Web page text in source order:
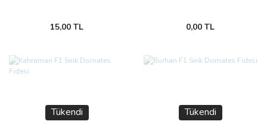
15,00 TL 0,00 TL
Tükendi Tükendi